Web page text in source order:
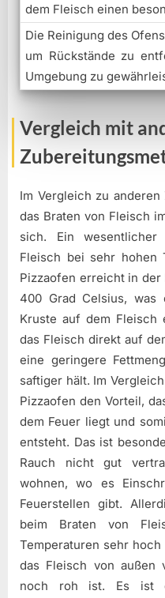
dem Fleisch einen
Die Reinigung des
um Rückstände zu
Umgebung zu
Vergleich mit
Im Vergleich zu
das Braten von Fleisch
sich. Ein
Fleisch bei sehr hohen
Pizzaofen erreicht in der
400 Grad Celsius, was
Kruste auf dem Fleisch
das Fleisch direkt auf
eine geringere
saftiger hält. Im
Pizzaofen den Vorteil,
dem Feuer liegt und
entsteht. Das ist
Rauch nicht gut
wohnen, wo es
Feuerstellen gibt.
beim Braten von
Temperaturen sehr
das Fleisch von außen
noch roh ist. Es ist